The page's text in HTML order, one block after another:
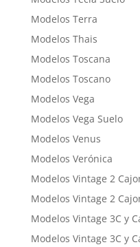
Modelos Terra
Modelos Thais
Modelos Toscana
Modelos Toscano
Modelos Vega
Modelos Vega Suelo
Modelos Venus
Modelos Verónica
Modelos Vintage 2
Modelos Vintage 2
Modelos Vintage 3C y
Modelos Vintage 3C y